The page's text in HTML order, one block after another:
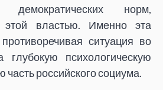
демократических норм,
этой властью. Именно эта
ситуация во
психологическую
российского социума.